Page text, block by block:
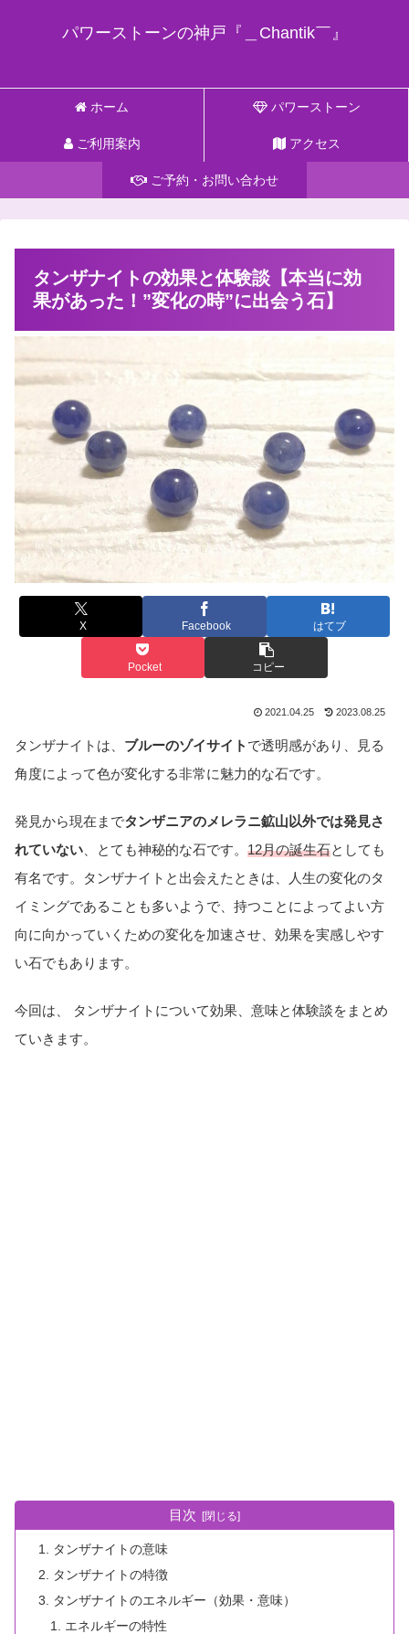
パワーストーンの神戸『＿Chantik￣』
ホーム パワーストーン
ご利用案内 アクセス
ご予約・お問い合わせ
タンザナイトの効果と体験談【本当に効
果があった！”変化の時”に出会う石】
X Facebook はてブ
Pocket コピー
2021.04.25 2023.08.25
タンザナイトは、 ブルーのゾイサイト で透明感があり、見る
角度によって色が変化する非常に魅力的な石です。
発見から現在までタンザニアのメレラニ鉱山以外では発見さ
れていない 、とても神秘的な石です。 12月の誕生石としても
有名です。タンザナイトと出会えたときは、人生の変化のタ
イミングであることも多いようで、持つことによってよい方
向に向かっていくための変化を加速させ、効果を実感しやす
い石でもあります。
今回は、 タンザナイトについて効果、意味と体験談をまとめ
ていきます。
目次
タンザナイトの意味
タンザナイトの特徴
タンザナイトのエネルギー（効果・意味）
エネルギーの特性